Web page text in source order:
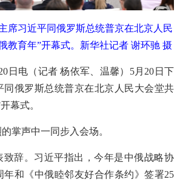
席习近平同俄罗斯总统普京在北京人民
教育年”开幕式。 新华社记者 谢环驰 摄
日电（记者 杨依军、温馨）5月20日下
同俄罗斯总统普京在北京人民大会堂共
幕式。
掌声中一同步入会场。
致辞。习近平指出，今年是中俄战略协
年和《中俄睦邻友好合作条约》签署25